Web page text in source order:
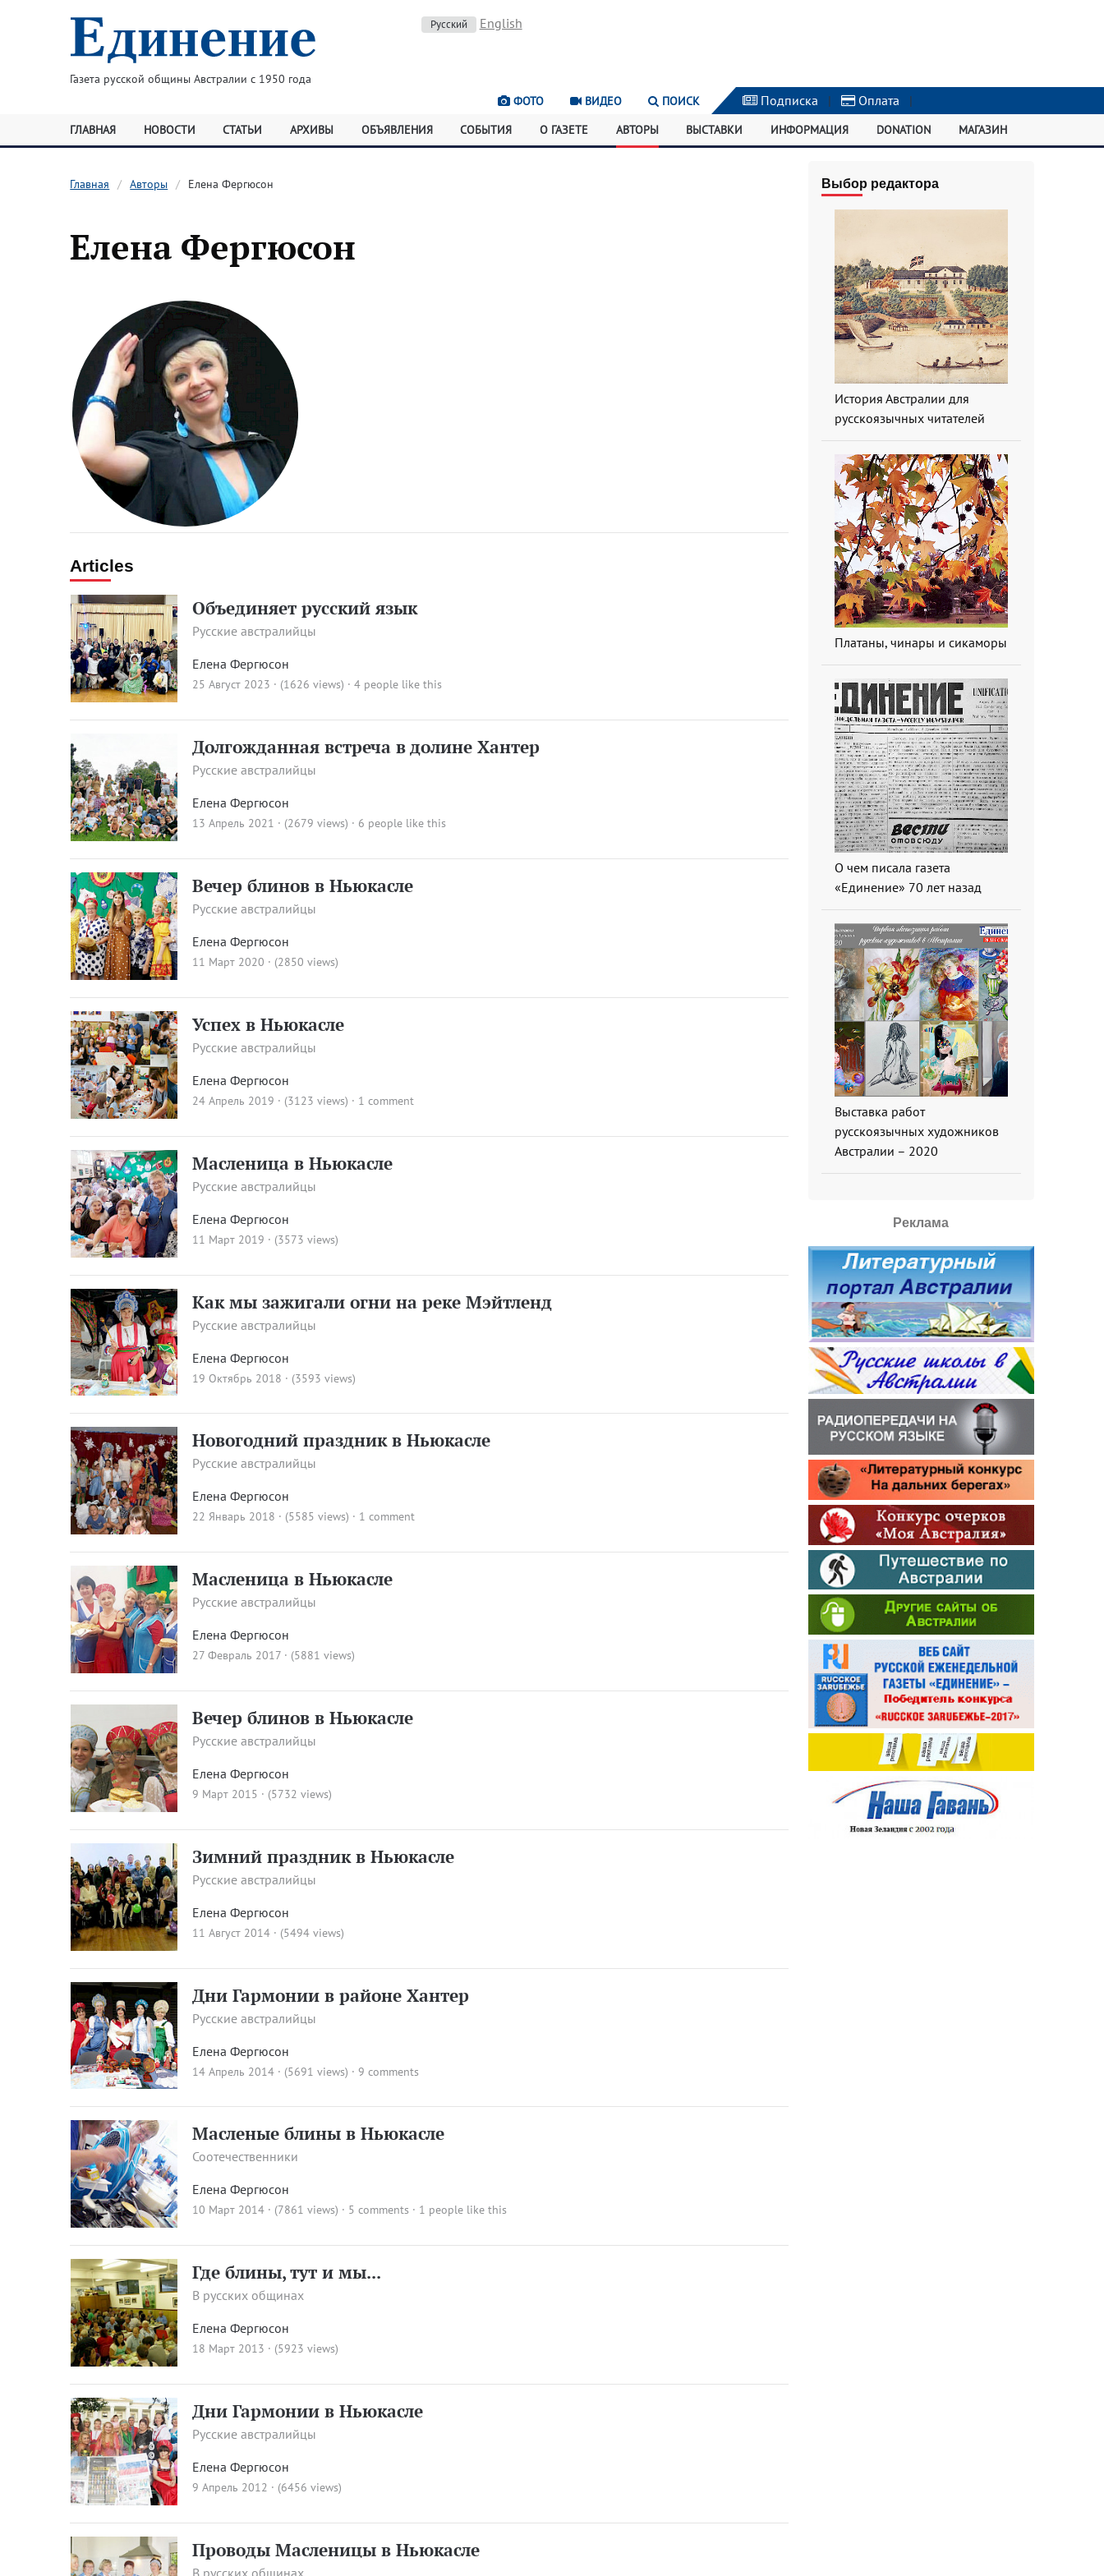
Газета русской общины Австралии с 1950 года
Русский English
ФОТО ВИДЕО ПОИСК Подписка | Оплата |
ГЛАВНАЯ НОВОСТИ СТАТЬИ АРХИВЫ ОБЪЯВЛЕНИЯ СОБЫТИЯ О ГАЗЕТЕ АВТОРЫ ВЫСТАВКИ ИНФОРМАЦИЯ DONATION МАГАЗИН
Главная Авторы Елена Фергюсон
Елена Фергюсон
Articles
Объединяет русский язык
Русские австралийцы
Елена Фергюсон
25 Август 2023 · (1626 views) · 4 people like this
Долгожданная встреча в долине Хантер
Русские австралийцы
Елена Фергюсон
13 Апрель 2021 · (2679 views) · 6 people like this
Вечер блинов в Ньюкасле
Русские австралийцы
Елена Фергюсон
11 Март 2020 · (2850 views)
Успех в Ньюкасле
Русские австралийцы
Елена Фергюсон
24 Апрель 2019 · (3123 views) · 1 comment
Масленица в Ньюкасле
Русские австралийцы
Елена Фергюсон
11 Март 2019 · (3573 views)
Как мы зажигали огни на реке Мэйтленд
Русские австралийцы
Елена Фергюсон
19 Октябрь 2018 · (3593 views)
Новогодний праздник в Ньюкасле
Русские австралийцы
Елена Фергюсон
22 Январь 2018 · (5585 views) · 1 comment
Масленица в Ньюкасле
Русские австралийцы
Елена Фергюсон
27 Февраль 2017 · (5881 views)
Вечер блинов в Ньюкасле
Русские австралийцы
Елена Фергюсон
9 Март 2015 · (5732 views)
Зимний праздник в Ньюкасле
Русские австралийцы
Елена Фергюсон
11 Август 2014 · (5494 views)
Дни Гармонии в районе Хантер
Русские австралийцы
Елена Фергюсон
14 Апрель 2014 · (5691 views) · 9 comments
Масленые блины в Ньюкасле
Соотечественники
Елена Фергюсон
10 Март 2014 · (7861 views) · 5 comments · 1 people like this
Где блины, тут и мы...
В русских общинах
Елена Фергюсон
18 Март 2013 · (5923 views)
Дни Гармонии в Ньюкасле
Русские австралийцы
Елена Фергюсон
9 Апрель 2012 · (6456 views)
Проводы Масленицы в Ньюкасле
В русских общинах
Выбор редактора
История Австралии для
русскоязычных читателей
Платаны, чинары и сикаморы
О чем писала газета
«Единение» 70 лет назад
Выставка работ
русскоязычных художников
Австралии – 2020
Реклама